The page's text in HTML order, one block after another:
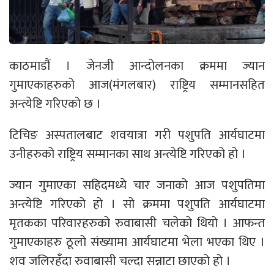
काठमाडौं । जेनजी आन्दोलनका क्रममा ज्यान
गुमाएकाहरुको आज(मंगलबार) राष्ट्रिय सम्मानसहित
अन्त्येष्टि गरिएको छ ।
टिचिङ अस्पतालबाट शवयात्रा गरी पशुपति आर्यघाटमा
उनीहरुको राष्ट्रिय सम्मानका साथ अन्त्येष्टि गरिएको हो ।
ज्यान गुमाएका सहिदमध्ये चार जनाको आज पशुपतिमा
अन्त्येष्टि गरिएको हो । सो क्रममा पशुपति आर्यघाटमा
मृतकका परिवारहरुको रुवाबासी चलेको थियो । आफन्त
गुमाएकाहरु ठूलो संख्यामा आर्यघाटमा भेला भएका थिए ।
शव जलिरहँदा रुवाबासी चल्दा सन्नाटा छाएको हो ।